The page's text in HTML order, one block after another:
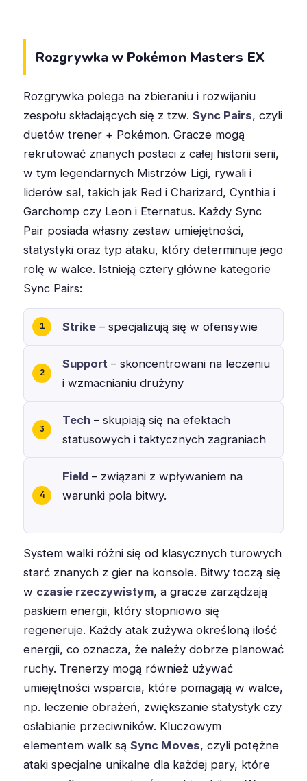
Rozgrywka w Pokémon Masters EX
Rozgrywka polega na zbieraniu i rozwijaniu
zespołu składających się z tzw. Sync Pairs, czyli
duetów trener + Pokémon. Gracze mogą
rekrutować znanych postaci z całej historii serii,
w tym legendarnych Mistrzów Ligi, rywali i
liderów sal, takich jak Red i Charizard, Cynthia i
Garchomp czy Leon i Eternatus. Każdy Sync
Pair posiada własny zestaw umiejętności,
statystyki oraz typ ataku, który determinuje jego
rolę w walce. Istnieją cztery główne kategorie
Sync Pairs:
Strike – specjalizują się w ofensywie
Support – skoncentrowani na leczeniu
i wzmacnianiu drużyny
Tech – skupiają się na efektach
statusowych i taktycznych zagraniach
Field – związani z wpływaniem na
warunki pola bitwy.
System walki różni się od klasycznych turowych
starć znanych z gier na konsole. Bitwy toczą się
w czasie rzeczywistym, a gracze zarządzają
paskiem energii, który stopniowo się
regeneruje. Każdy atak zużywa określoną ilość
energii, co oznacza, że należy dobrze planować
ruchy. Trenerzy mogą również używać
umiejętności wsparcia, które pomagają w walce,
np. leczenie obrażeń, zwiększanie statystyk czy
osłabianie przeciwników. Kluczowym
elementem walk są Sync Moves, czyli potężne
ataki specjalne unikalne dla każdej pary, które